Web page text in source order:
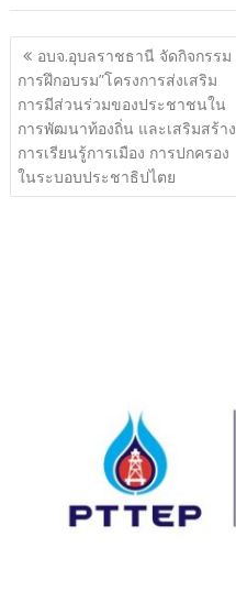
แนะแนว
เรื่อง
อบจ.อุบลราชธานี จัดกิจกรรม
การฝึกอบรม”โครงการส่งเสริม
การมีส่วนร่วมของประชาชนใน
การพัฒนาท้องถิ่น และเสริมสร้าง
การเรียนรู้การเมือง การปกครอง
ในระบอบประชาธิปไตย